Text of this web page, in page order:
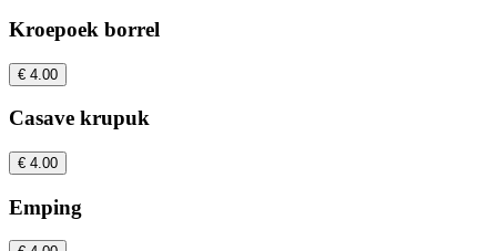
Kroepoek borrel
€ 4.00
Casave krupuk
€ 4.00
Emping